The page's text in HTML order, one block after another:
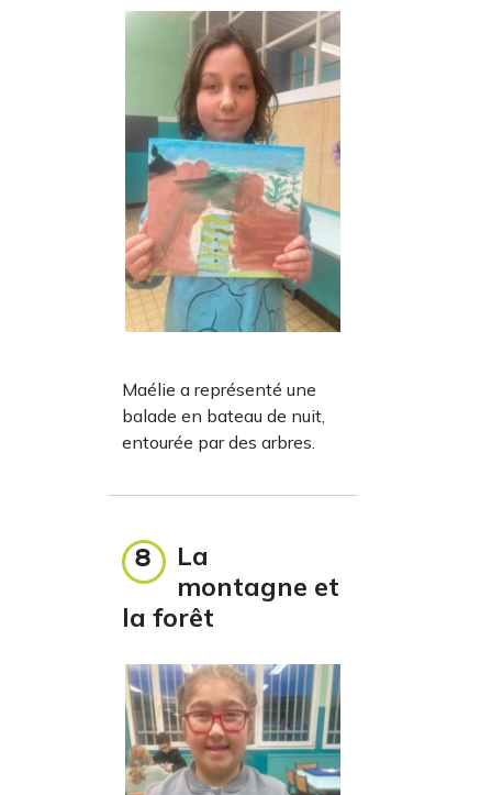
Maélie a représenté une
balade en bateau de nuit,
entourée par des arbres.
8
La
montagne et
la forêt